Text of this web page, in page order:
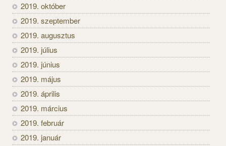
2019. október
2019. szeptember
2019. augusztus
2019. július
2019. június
2019. május
2019. április
2019. március
2019. február
2019. január